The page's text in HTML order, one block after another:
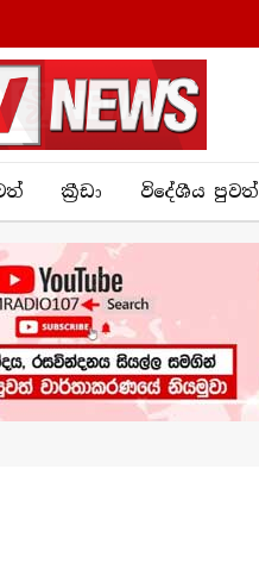
ක්‍රී​ඩා විදේශීය පුවත්